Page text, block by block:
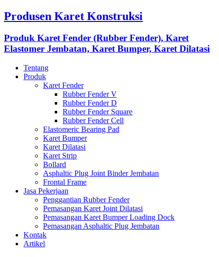
Produsen Karet Konstruksi
Produk Karet Fender (Rubber Fender), Karet
Elastomer Jembatan, Karet Bumper, Karet Dilatasi
Tentang
Produk
Karet Fender
Rubber Fender V
Rubber Fender D
Rubber Fender Square
Rubber Fender Cell
Elastomeric Bearing Pad
Karet Bumper
Karet Dilatasi
Karet Strip
Bollard
Asphaltic Plug Joint Binder Jembatan
Frontal Frame
Jasa Pekerjaan
Penggantian Rubber Fender
Pemasangan Karet Joint Dilatasi
Pemasangan Karet Bumper Loading Dock
Pemasangan Asphaltic Plug Jembatan
Kontak
Artikel